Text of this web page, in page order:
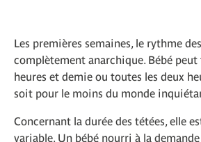
Les premières semaines, le rythme
complètement anarchique. Bébé
heures et demie ou toutes les deux
soit pour le moins du monde
Concernant la durée des tétées, elle
variable. Un bébé nourri à la